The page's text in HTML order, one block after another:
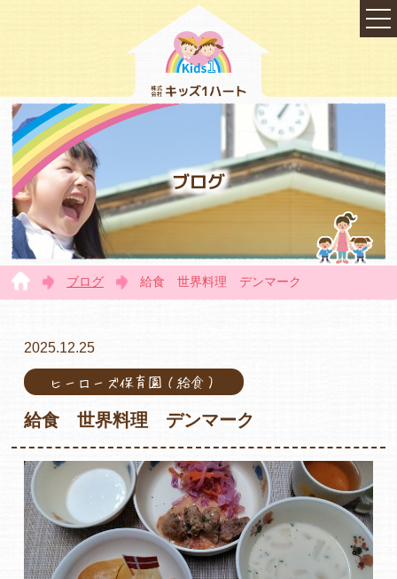
TOP
会社概要
各保育園のご紹介
入園・見学の問い合わせ
ブログ
ブログ 給食 世界料理 デンマーク
2025.12.25
ヒーローズ保育園（給食）
給食 世界料理 デンマーク